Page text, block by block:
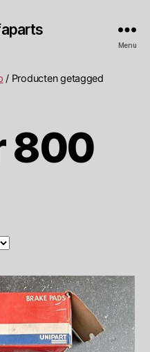
Menu
/ Producten getagged
800